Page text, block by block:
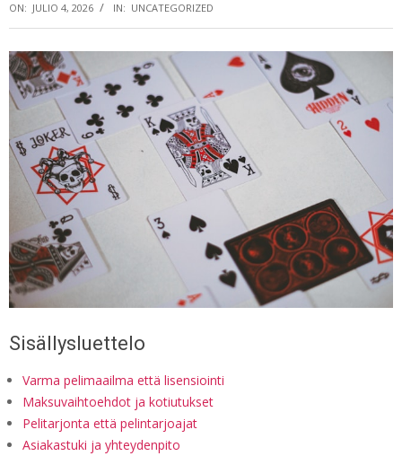
ON: JULIO 4, 2026 IN: UNCATEGORIZED
Sisällysluettelo
Varma pelimaailma että lisensiointi
Maksuvaihtoehdot ja kotiutukset
Pelitarjonta että pelintarjoajat
Asiakastuki ja yhteydenpito